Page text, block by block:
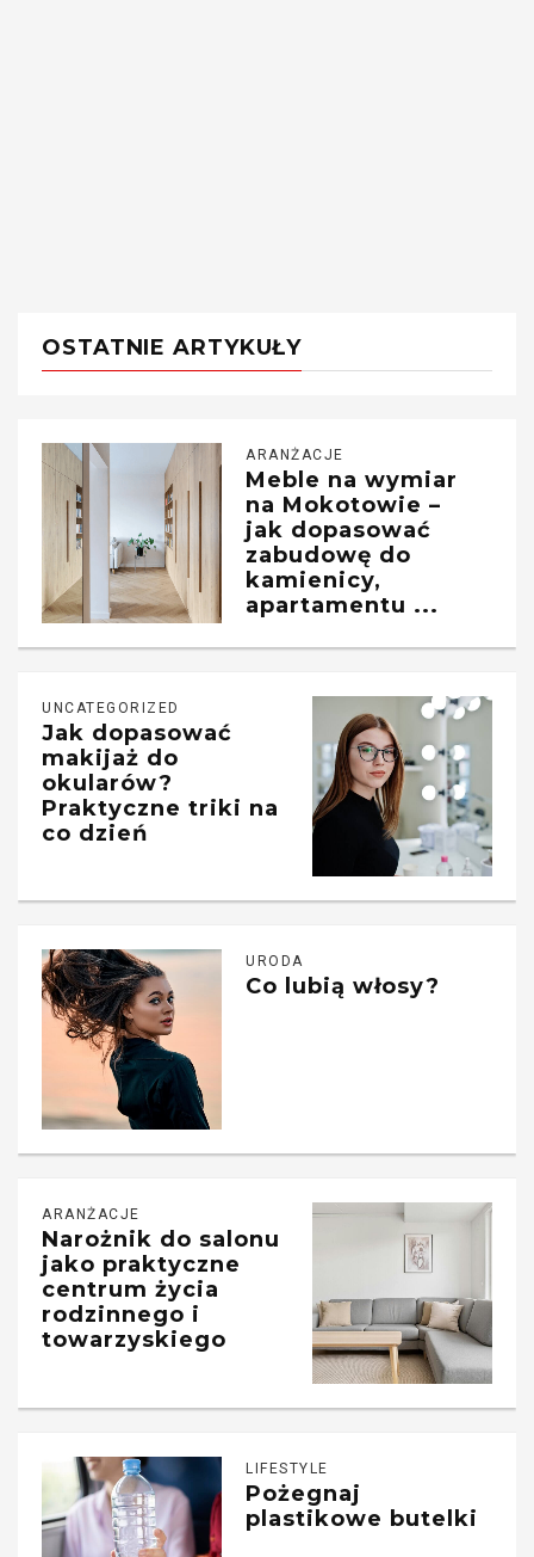
OSTATNIE ARTYKUŁY
ARANŻACJE
Meble na wymiar
na Mokotowie –
jak dopasować
zabudowę do
kamienicy,
apartamentu ...
UNCATEGORIZED
Jak dopasować
makijaż do
okularów?
Praktyczne triki na
co dzień
URODA
Co lubią włosy?
ARANŻACJE
Narożnik do salonu
jako praktyczne
centrum życia
rodzinnego i
towarzyskiego
LIFESTYLE
Pożegnaj
plastikowe butelki